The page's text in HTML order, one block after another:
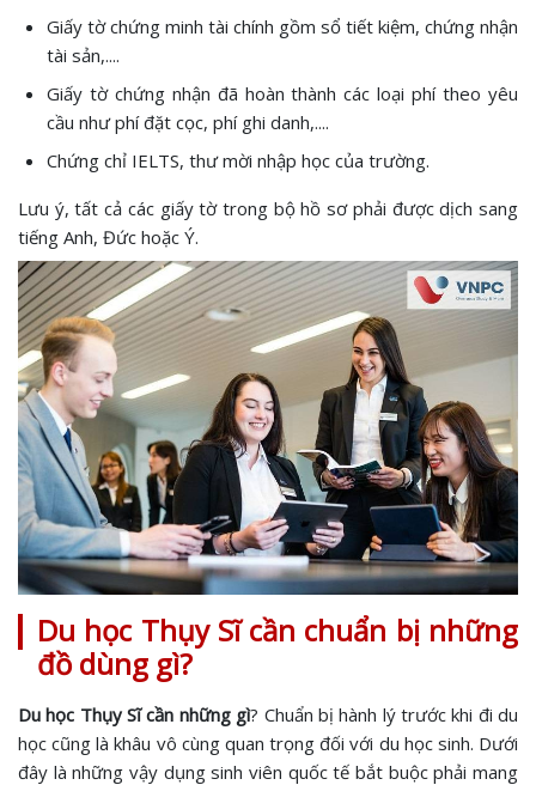
Giấy tờ chứng minh tài chính gồm sổ tiết kiệm, chứng nhận
tài sản,....
Giấy tờ chứng nhận đã hoàn thành các loại phí theo yêu
cầu như phí đặt cọc, phí ghi danh,....
Chứng chỉ IELTS, thư mời nhập học của trường.
Lưu ý, tất cả các giấy tờ trong bộ hồ sơ phải được dịch sang
tiếng Anh, Đức hoặc Ý.
Du học Thụy Sĩ cần chuẩn bị những
đồ dùng gì?
Du học Thụy Sĩ cần những gì? Chuẩn bị hành lý trước khi đi du
học cũng là khâu vô cùng quan trọng đối với du học sinh. Dưới
đây là những vậy dụng sinh viên quốc tế bắt buộc phải mang